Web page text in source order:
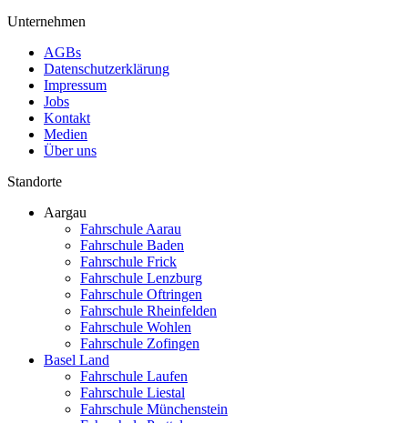
Unternehmen
AGBs
Datenschutzerklärung
Impressum
Jobs
Kontakt
Medien
Über uns
Standorte
Aargau
Fahrschule Aarau
Fahrschule Baden
Fahrschule Frick
Fahrschule Lenzburg
Fahrschule Oftringen
Fahrschule Rheinfelden
Fahrschule Wohlen
Fahrschule Zofingen
Basel Land
Fahrschule Laufen
Fahrschule Liestal
Fahrschule Münchenstein